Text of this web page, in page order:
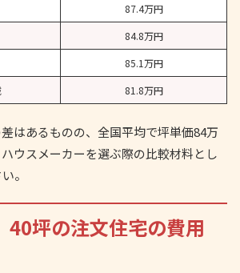
87.4万円
84.8万円
85.1万円
81.8万円
はあるものの、全国平均で坪単価84万
ウスメーカーを選ぶ際の比較材料とし
。
40坪の注文住宅の費用